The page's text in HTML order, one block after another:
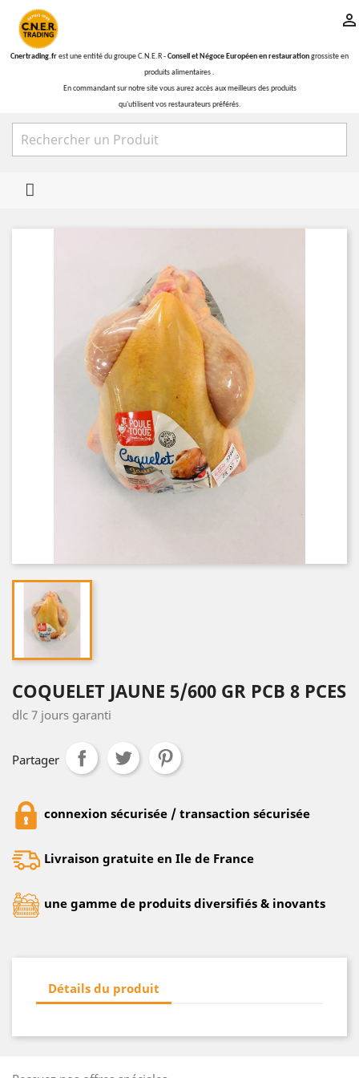

Cnertrading.frest une entité du groupe C.N.E.R -Conseil et Négoce Européen en restaurationgrossiste en
produits alimentaires .
En commandant sur notre site vous aurez accès aux meilleurs des produits
qu'utilisent vos restaurateurs préférés.
COQUELET JAUNE 5/600 GR PCB 8 PCES
dlc 7 jours garanti
Partager
connexion sécurisée / transaction sécurisée
Livraison gratuite en Ile de France
une gamme de produits diversifiés & inovants
Détails du produit